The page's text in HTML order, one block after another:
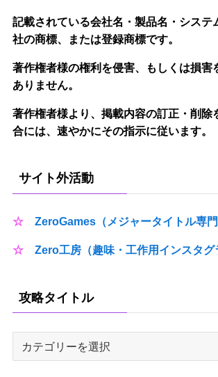
記載されている会社名・製品名・システ
社の商標、または登録商標です。
著作権者様の権利を侵害、もしくは損害
ありません。
著作権者様より、掲載内容の訂正・削除
合には、速やかにその指示に従います。
サイト外活動
☆ ZeroGames（メジャータイトル専門
☆ Zero工房（趣味・工作用インスタグ
攻略タイトル